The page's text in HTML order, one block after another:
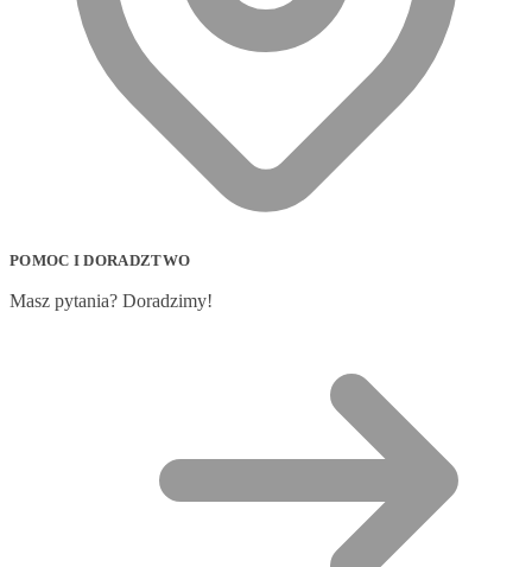
POMOC I DORADZTWO
Masz pytania? Doradzimy!